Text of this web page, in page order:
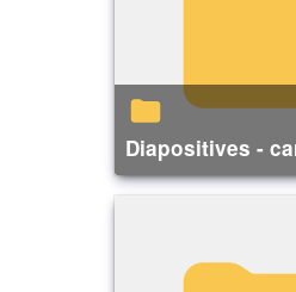
Diapositives -